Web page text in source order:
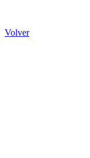
Volver